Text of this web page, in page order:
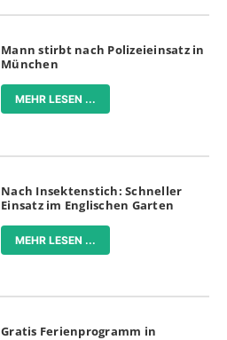
Mann stirbt nach Polizeieinsatz in
München
MEHR LESEN ...
Nach Insektenstich: Schneller
Einsatz im Englischen Garten
MEHR LESEN ...
Gratis Ferienprogramm in